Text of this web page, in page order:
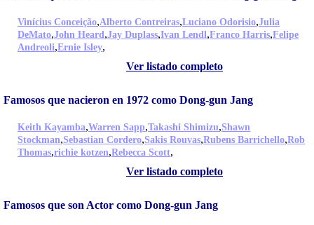
Vinícius Conceição,Alberto Contreiras,Luciano Odorisio,Julia
DeMato,John Heard,Jay Duplass,Ivan Lendl,Franco Harris,Felipe
Andreoli,Ernie Isley,
Ver listado completo
Famosos que nacieron en 1972 como Dong-gun Jang
Keith Kayamba,Warren Sapp,Takashi Shimizu,Shawn
Stockman,Sebastian Cordero,Sakis Rouvas,Rubens Barrichello,Rob
Thomas,richie kotzen,Rebecca Scott,
Ver listado completo
Famosos que son Actor como Dong-gun Jang